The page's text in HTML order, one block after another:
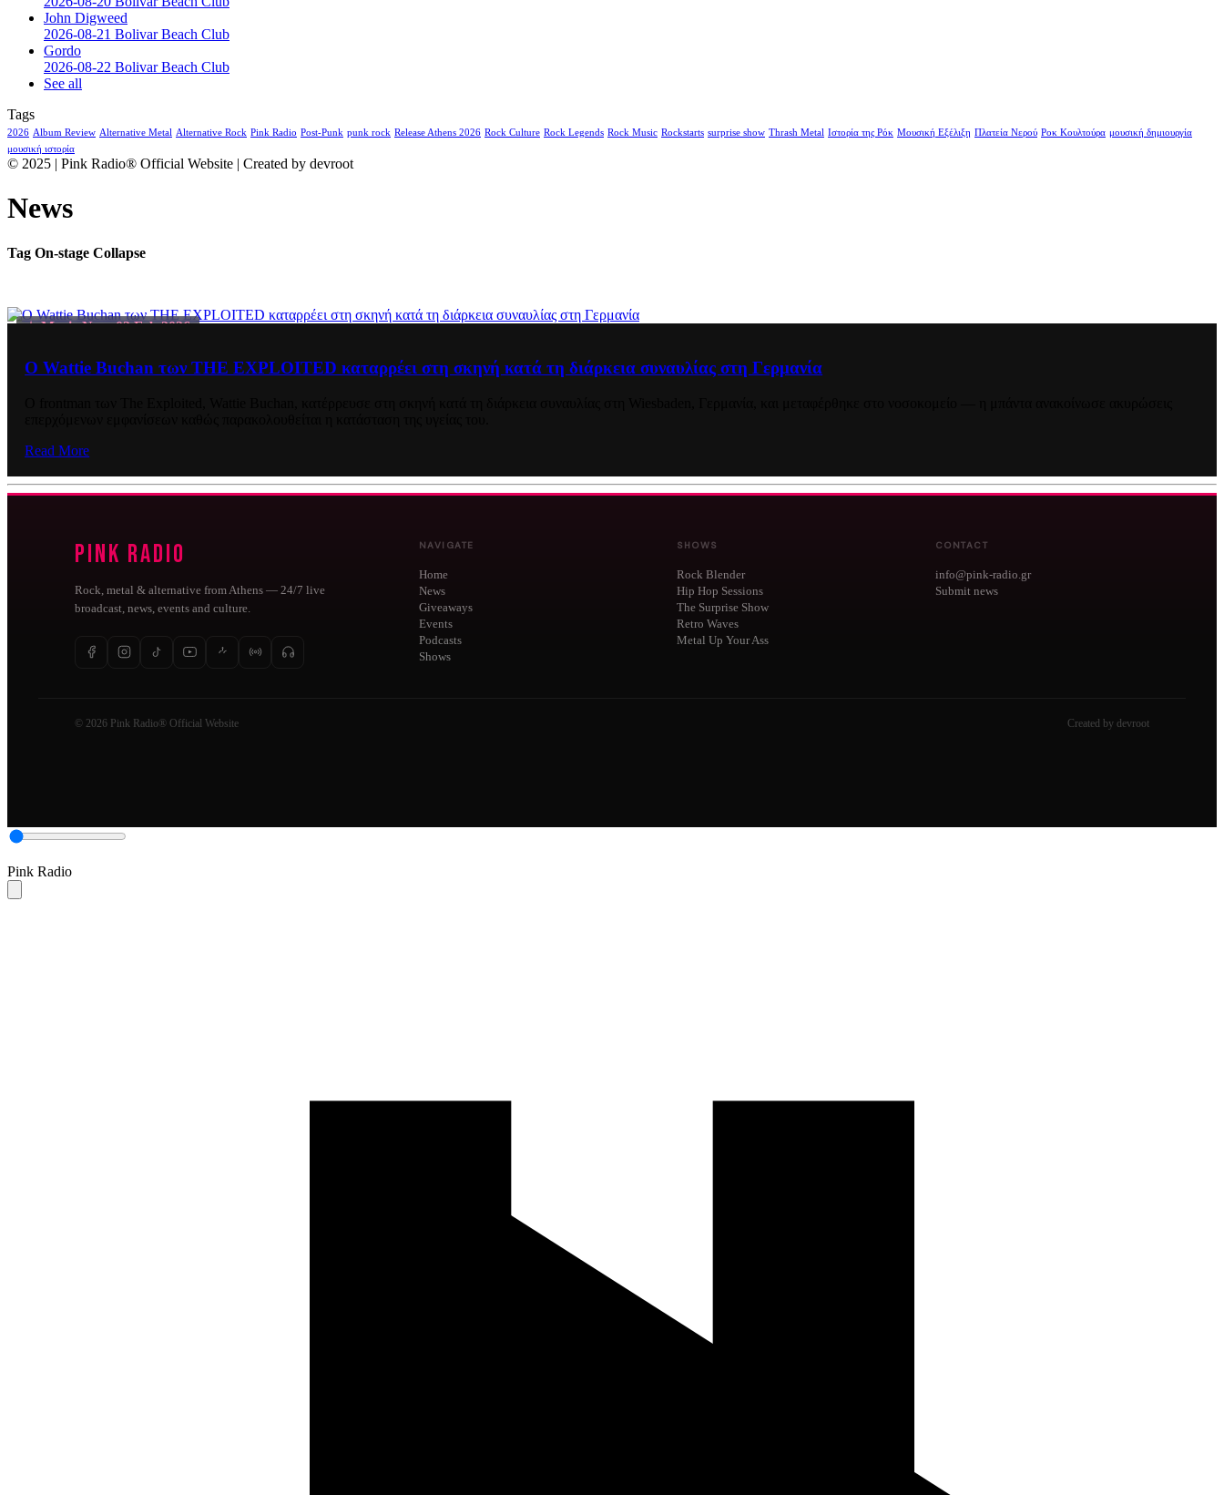
John Digweed
2026-08-21 Bolivar Beach Club
Gordo
2026-08-22 Bolivar Beach Club
See all
Tags
2026 Album Review Alternative Metal Alternative Rock Pink Radio Post-Punk punk rock Release Athens 2026 Rock Culture Rock Legends Rock Music Rockstarts surprise show Thrash Metal Ιστορία της Ρόκ Μουσική Εξέλιξη Πλατεία Νερού Ροκ Κουλτούρα μουσική δημιουργία
μουσική ιστορία
© 2025 | Pink Radio® Official Website | Created by devroot
News
Tag On-stage Collapse
Music News02 Feb 2026
Ο Wattie Buchan των THE EXPLOITED καταρρέει στη σκηνή κατά τη διάρκεια συναυλίας στη Γερμανία
Read More
Pink Radio
Rock, metal & alternative from Athens — 24/7 live
broadcast, news, events and culture.
NAVIGATE
Home
News
Giveaways
Events
Podcasts
Shows
SHOWS
Rock Blender
Hip Hop Sessions
The Surprise Show
Retro Waves
Metal Up Your Ass
CONTACT
info@pink-radio.gr
Submit news
© 2026 Pink Radio® Official Website Created by devroot
Pink Radio